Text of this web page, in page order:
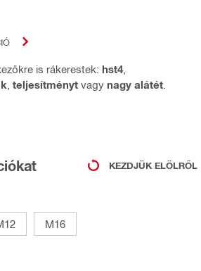
is rákerestek: hst4,
teljesítményt vagy nagy alátét
KEZDJÜK ELÖLRŐL
M16